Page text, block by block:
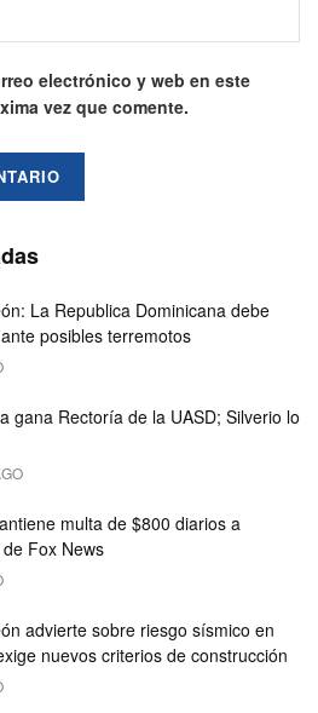
electrónico y web en este
vez que comente.
La Republica Dominicana debe
posibles terremotos
gana Rectoría de la UASD; Silverio lo
multa de $800 diarios a
Fox News
advierte sobre riesgo sísmico en
nuevos criterios de construcción